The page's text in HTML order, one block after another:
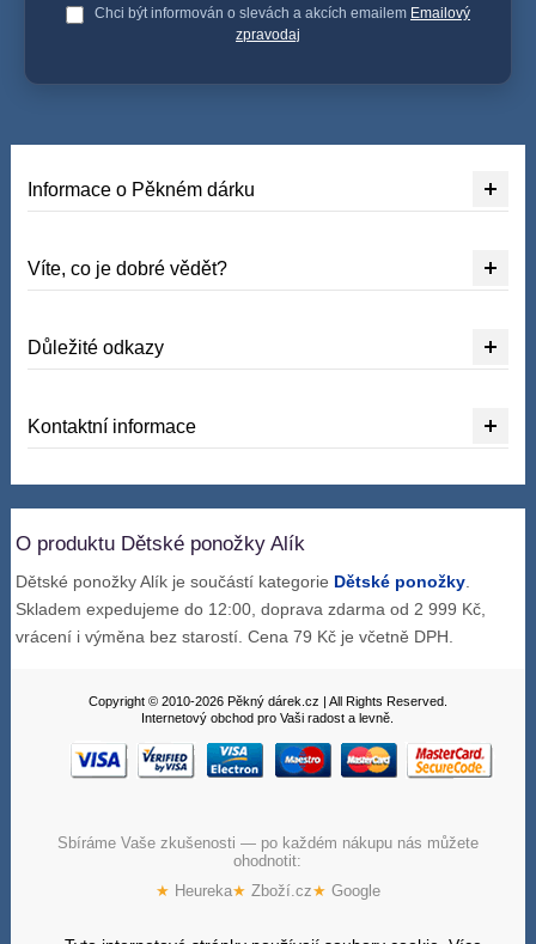
Chci být informován o slevách a akcích emailem Emailový
zpravodaj
Informace o Pěkném dárku
Víte, co je dobré vědět?
Důležité odkazy
Kontaktní informace
O produktu Dětské ponožky Alík
Dětské ponožky Alík je součástí kategorie Dětské ponožky
Skladem expedujeme do 12:00, doprava zdarma od 2 999 Kč,
vrácení i výměna bez starostí. Cena 79 Kč je včetně DPH.
Copyright © 2010-2026 Pěkný dárek.cz | All Rights Reserved.
Internetový obchod pro Vaši radost a levně.
Sbíráme Vaše zkušenosti — po každém nákupu nás můžete
ohodnotit:
★ Heureka★ Zboží.cz★ Google